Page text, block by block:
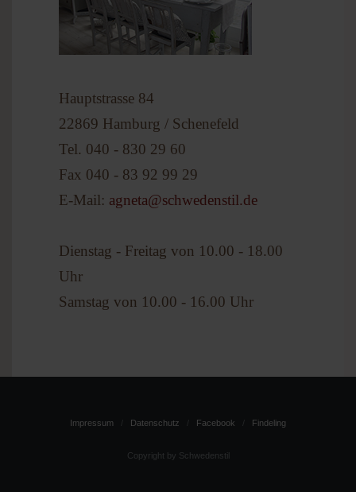
Hauptstrasse 84
22869 Hamburg / Schenefeld
Tel. 040 - 830 29 60
Fax 040 - 83 92 99 29
E-Mail: agneta@schwedenstil.de
Dienstag - Freitag von 10.00 - 18.00
Uhr
Samstag von 10.00 - 16.00 Uhr
Impressum Datenschutz Facebook Findeling
Copyright by Schwedenstil